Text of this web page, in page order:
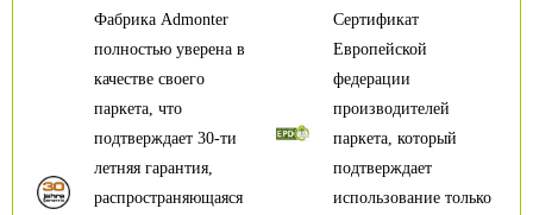
Сертификат
Европейской
федерации
производителей
паркета, который
подтверждает
использование только
Фабрика Admonter
полностью уверена в
качестве своего
паркета, что
подтверждает 30-ти
летняя гарантия,
распространяющаяся